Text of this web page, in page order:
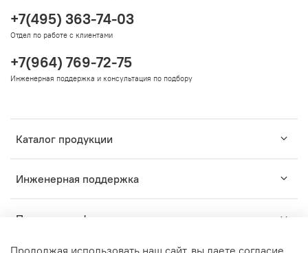
Каталог продукции
Инженерная поддержка
Помощь и информация
+7(495) 363-74-03
Отдел по работе с клиентами
+7(964) 769-72-75
Инженерная поддержка и консультация по подбору